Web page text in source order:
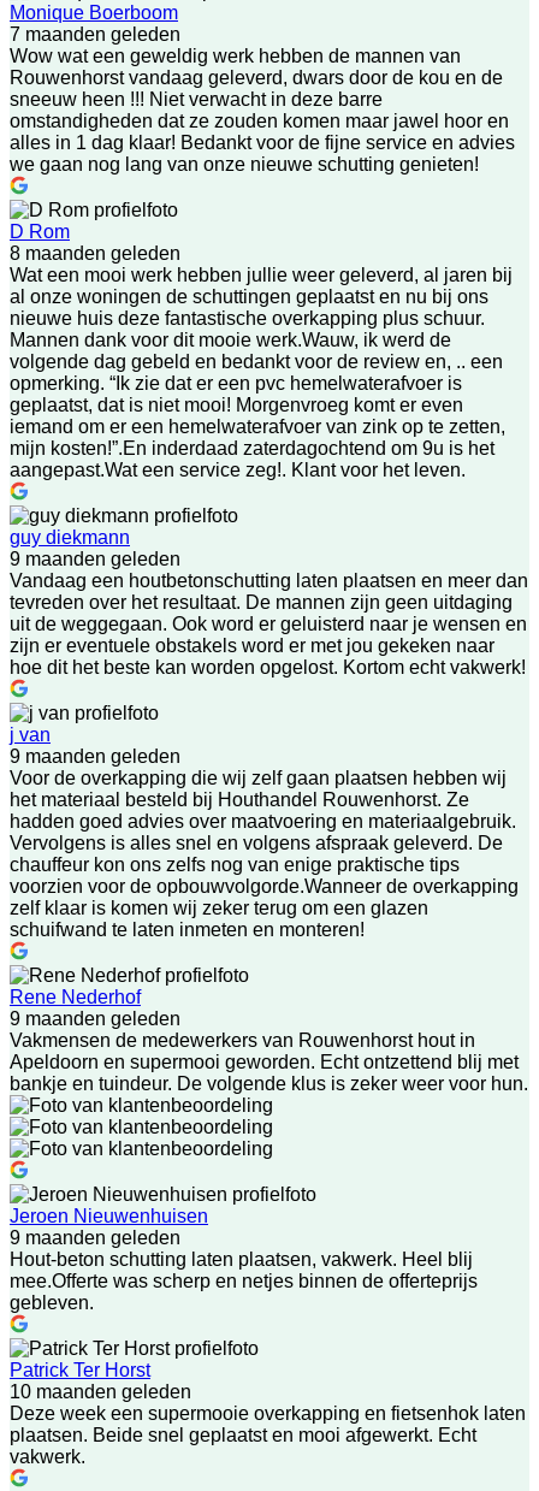
Monique Boerboom
7 maanden geleden
Wow wat een geweldig werk hebben de mannen van
Rouwenhorst vandaag geleverd, dwars door de kou en de
sneeuw heen !!! Niet verwacht in deze barre
omstandigheden dat ze zouden komen maar jawel hoor en
alles in 1 dag klaar! Bedankt voor de fijne service en advies
we gaan nog lang van onze nieuwe schutting genieten!
D Rom
8 maanden geleden
Wat een mooi werk hebben jullie weer geleverd, al jaren bij
al onze woningen de schuttingen geplaatst en nu bij ons
nieuwe huis deze fantastische overkapping plus schuur.
Mannen dank voor dit mooie werk.Wauw, ik werd de
volgende dag gebeld en bedankt voor de review en, .. een
opmerking. “Ik zie dat er een pvc hemelwaterafvoer is
geplaatst, dat is niet mooi! Morgenvroeg komt er even
iemand om er een hemelwaterafvoer van zink op te zetten,
mijn kosten!”.En inderdaad zaterdagochtend om 9u is het
aangepast.Wat een service zeg!. Klant voor het leven.
guy diekmann
9 maanden geleden
Vandaag een houtbetonschutting laten plaatsen en meer dan
tevreden over het resultaat. De mannen zijn geen uitdaging
uit de weggegaan. Ook word er geluisterd naar je wensen en
zijn er eventuele obstakels word er met jou gekeken naar
hoe dit het beste kan worden opgelost. Kortom echt vakwerk!
j van
9 maanden geleden
Voor de overkapping die wij zelf gaan plaatsen hebben wij
het materiaal besteld bij Houthandel Rouwenhorst. Ze
hadden goed advies over maatvoering en materiaalgebruik.
Vervolgens is alles snel en volgens afspraak geleverd. De
chauffeur kon ons zelfs nog van enige praktische tips
voorzien voor de opbouwvolgorde.Wanneer de overkapping
zelf klaar is komen wij zeker terug om een glazen
schuifwand te laten inmeten en monteren!
Rene Nederhof
9 maanden geleden
Vakmensen de medewerkers van Rouwenhorst hout in
Apeldoorn en supermooi geworden. Echt ontzettend blij met
bankje en tuindeur. De volgende klus is zeker weer voor hun.
Jeroen Nieuwenhuisen
9 maanden geleden
Hout-beton schutting laten plaatsen, vakwerk. Heel blij
mee.Offerte was scherp en netjes binnen de offerteprijs
gebleven.
Patrick Ter Horst
10 maanden geleden
Deze week een supermooie overkapping en fietsenhok laten
plaatsen. Beide snel geplaatst en mooi afgewerkt. Echt
vakwerk.